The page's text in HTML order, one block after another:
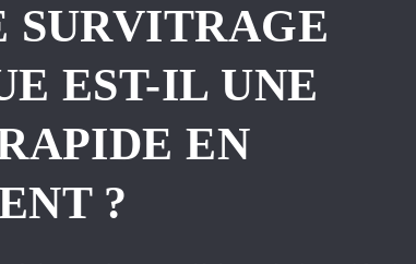
SURVITRAGE
EST-IL UNE
EN
?